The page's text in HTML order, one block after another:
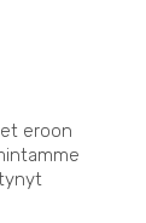
eroon